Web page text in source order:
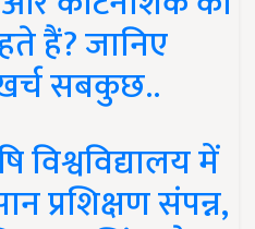
हैं? जानिए
सबकुछ..
विश्वविद्यालय में
प्रशिक्षण संपन्न,